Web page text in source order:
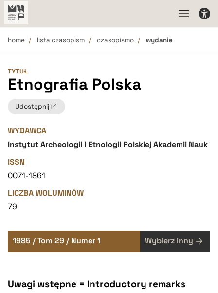
home lista czasopism czasopismo wydanie
TYTUŁ
Etnografia Polska
Udostępnij
WYDAWCA
Instytut Archeologii i Etnologii Polskiej Akademii Nauk
ISSN
0071-1861
LICZBA WOLUMINÓW
79
1985 / Tom 29 / Numer 1 Wybierz inny
Uwagi wstępne = Introductory remarks